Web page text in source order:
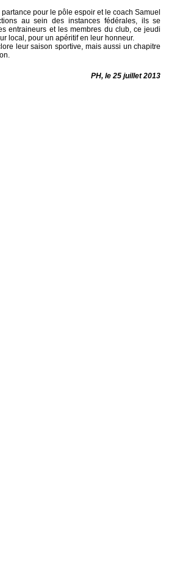
pour le pôle espoir et le coach Samuel
au sein des instances fédérales, ils se
entraineurs et les membres du club, ce jeudi
local, pour un apéritif en leur honneur.
leur saison sportive, mais aussi un chapitre
PH, le 25 juillet 2013